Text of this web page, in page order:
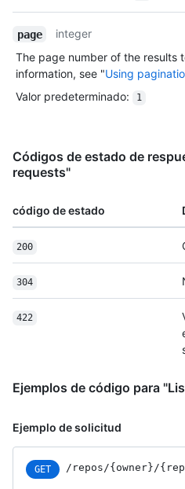
page
integer
The page number of the results
information, see "Using
Valor predeterminado: 1
Códigos de estado de
requests"
código de estado
200
304
422
Ejemplos de código para
Ejemplo de solicitud
GET /repos/{owner}/